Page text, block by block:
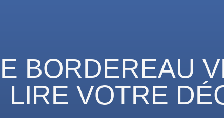
BORDEREAU
LIRE VOTRE